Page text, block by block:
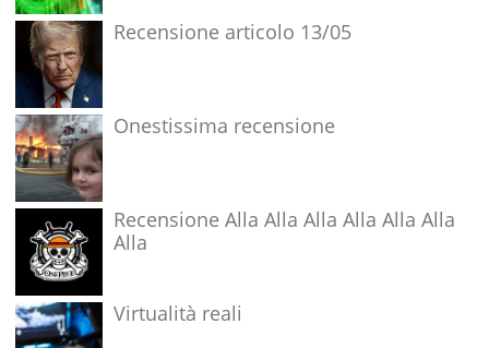
Recensione articolo 13/05
Onestissima recensione
Recensione Alla Alla Alla Alla Alla Alla
Alla
Virtualità reali